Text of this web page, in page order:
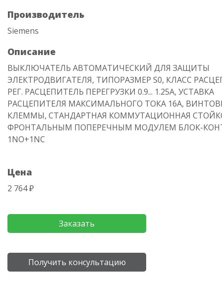
Производитель
Siemens
Описание
ВЫКЛЮЧАТЕЛЬ АВТОМАТИЧЕСКИЙ ДЛЯ ЗАЩИТЫ
ЭЛЕКТРОДВИГАТЕЛЯ, ТИПОРАЗМЕР S0, КЛАСС
РЕГ. РАСЦЕПИТЕЛЬ ПЕРЕГРУЗКИ 0.9... 1.25A, УСТАВКА
РАСЦЕПИТЕЛЯ МАКСИМАЛЬНОГО ТОКА 16A,
КЛЕММЫ, СТАНДАРТНАЯ КОММУТАЦИОННАЯ
ФРОНТАЛЬНЫМ ПОПЕРЕЧНЫМ МОДУЛЕМ БЛОК-
1NO+1NC
Цена
2 764 ₽
Заказать
Получить консультацию